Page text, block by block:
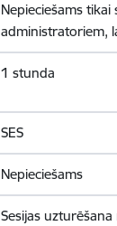
Nepieciešams tikai
administratoriem,
1 stunda
SES
Nepieciešams
Sesijas